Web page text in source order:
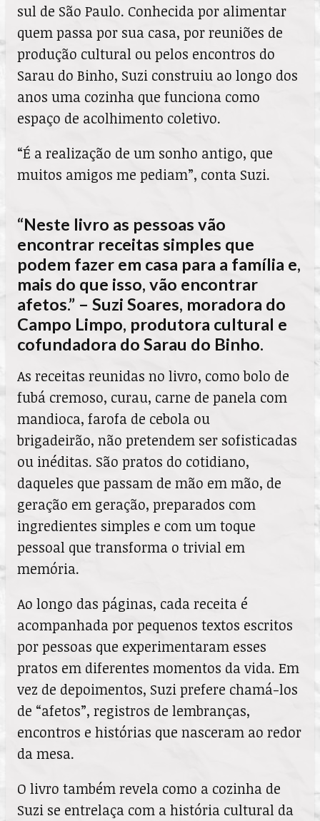
sul de São Paulo. Conhecida por alimentar
quem passa por sua casa, por reuniões de
produção cultural ou pelos encontros do
Sarau do Binho, Suzi construiu ao longo dos
anos uma cozinha que funciona como
espaço de acolhimento coletivo.
“É a realização de um sonho antigo, que
muitos amigos me pediam”, conta Suzi.
“Neste livro as pessoas vão
encontrar receitas simples que
podem fazer em casa para a família e,
mais do que isso, vão encontrar
afetos.” – Suzi Soares, moradora do
Campo Limpo, produtora cultural e
cofundadora do Sarau do Binho.
As receitas reunidas no livro, como bolo de
fubá cremoso, curau, carne de panela com
mandioca, farofa de cebola ou
brigadeirão, não pretendem ser sofisticadas
ou inéditas. São pratos do cotidiano,
daqueles que passam de mão em mão, de
geração em geração, preparados com
ingredientes simples e com um toque
pessoal que transforma o trivial em
memória.
Ao longo das páginas, cada receita é
acompanhada por pequenos textos escritos
por pessoas que experimentaram esses
pratos em diferentes momentos da vida. Em
vez de depoimentos, Suzi prefere chamá-los
de “afetos”, registros de lembranças,
encontros e histórias que nasceram ao redor
da mesa.
O livro também revela como a cozinha de
Suzi se entrelaça com a história cultural da